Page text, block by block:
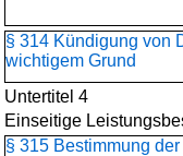
§ 314 Kündigung von
wichtigem Grund
Untertitel 4
Einseitige
§ 315 Bestimmung